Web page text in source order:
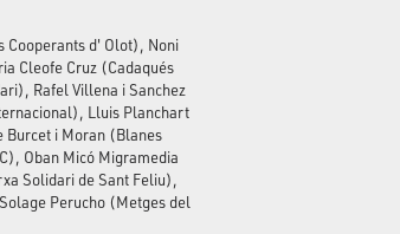
Cooperants d' Olot), Noni
Cleofe Cruz (Cadaqués
Rafel Villena i Sanchez
Lluis Planchart
Burcet i Moran (Blanes
Oban Micó Migramedia
Solidari de Sant Feliu),
Perucho (Metges del